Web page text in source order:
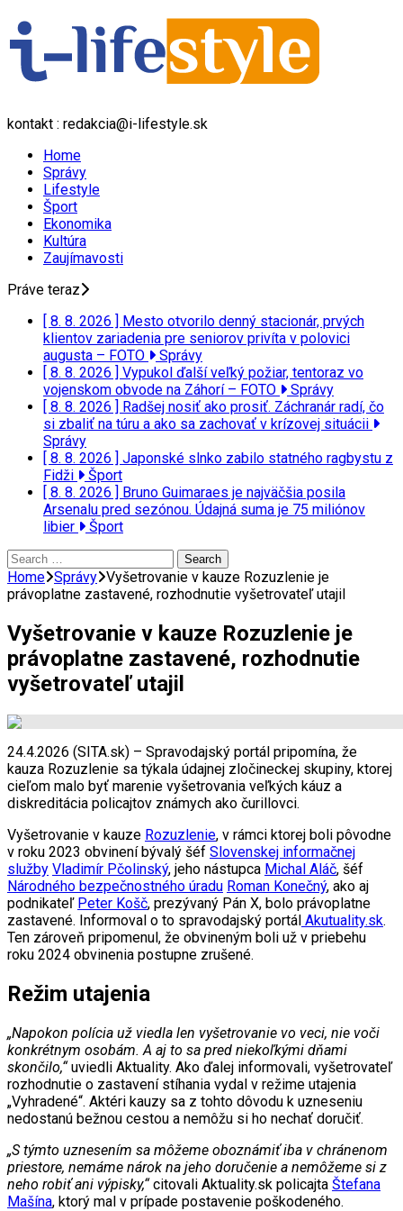
kontakt : redakcia@i-lifestyle.sk
Home
Správy
Lifestyle
Šport
Ekonomika
Kultúra
Zaujímavosti
Práve teraz
[ 8. 8. 2026 ] Mesto otvorilo denný stacionár, prvých
klientov zariadenia pre seniorov privíta v polovici
augusta – FOTO
Správy
[ 8. 8. 2026 ] Vypukol ďalší veľký požiar, tentoraz vo
vojenskom obvode na Záhorí – FOTO
Správy
[ 8. 8. 2026 ] Radšej nosiť ako prosiť. Záchranár radí, čo
si zbaliť na túru a ako sa zachovať v krízovej situácii
Správy
[ 8. 8. 2026 ] Japonské slnko zabilo statného ragbystu z
Fidži
Šport
[ 8. 8. 2026 ] Bruno Guimaraes je najväčšia posila
Arsenalu pred sezónou. Údajná suma je 75 miliónov
libier
Šport
Search
for:
Home Správy Vyšetrovanie v kauze Rozuzlenie je
právoplatne zastavené, rozhodnutie vyšetrovateľ utajil
Vyšetrovanie v kauze Rozuzlenie je
právoplatne zastavené, rozhodnutie
vyšetrovateľ utajil
24.4.2026 (SITA.sk) – Spravodajský portál pripomína, že
kauza Rozuzlenie sa týkala údajnej zločineckej skupiny, ktorej
cieľom malo byť marenie vyšetrovania veľkých káuz a
diskreditácia policajtov známych ako čurillovci.
Vyšetrovanie v kauze Rozuzlenie, v rámci ktorej boli pôvodne
v roku 2023 obvinení bývalý šéf Slovenskej informačnej
služby Vladimír Pčolinský, jeho nástupca Michal Aláč, šéf
Národného bezpečnostného úradu Roman Konečný, ako aj
podnikateľ Peter Košč, prezývaný Pán X, bolo právoplatne
zastavené. Informoval o to spravodajský portál Akutuality.sk.
Ten zároveň pripomenul, že obvineným boli už v priebehu
roku 2024 obvinenia postupne zrušené.
Režim utajenia
„Napokon polícia už viedla len vyšetrovanie vo veci, nie voči
konkrétnym osobám. A aj to sa pred niekoľkými dňami
skončilo,“uviedli Aktuality. Ako ďalej informovali, vyšetrovateľ
rozhodnutie o zastavení stíhania vydal v režime utajenia
„Vyhradené“. Aktéri kauzy sa z tohto dôvodu k uzneseniu
nedostanú bežnou cestou a nemôžu si ho nechať doručiť.
„S týmto uznesením sa môžeme oboznámiť iba v chránenom
priestore, nemáme nárok na jeho doručenie a nemôžeme si z
neho robiť ani výpisky,“citovali Aktuality.sk policajta Štefana
Mašína, ktorý mal v prípade postavenie poškodeného.